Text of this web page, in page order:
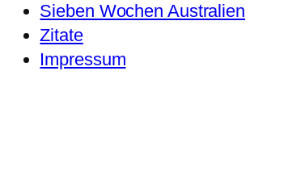
Sieben Wochen Australien
Zitate
Impressum